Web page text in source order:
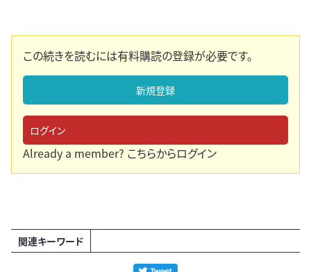
この続きを読むには有料購読の登録が必要です。
新規登録
ログイン
Already a member? こちらからログイン
関連キーワード